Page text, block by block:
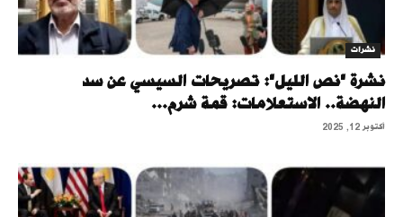
نشرات
نشرة "نص الليل": تصريحات السيسي عن سد
النهضة.. الاستعلامات: قمة شرم...
أكتوبر 12, 2025